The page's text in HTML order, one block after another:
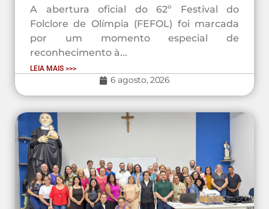
A abertura oficial do 62º Festival do
Folclore de Olímpia (FEFOL) foi marcada
por um momento especial de
reconhecimento à...
LEIA MAIS >>>
6 agosto, 2026